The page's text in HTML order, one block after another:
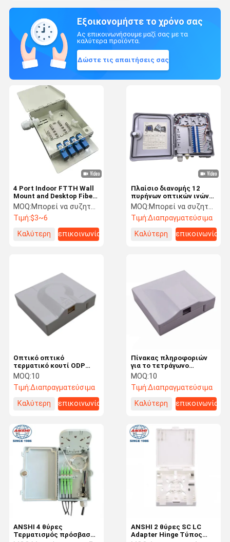
Προϊόντα
Εργοστάσιο
Εξοικονομήστε το χρόνο σας
Ας επικοινωνήσουμε μαζί σας με τα
καλύτερα προϊόντα.
Δώστε τις απαιτήσεις σας
Πλαίσιο διανομής 12
πυρήνων οπτικών ινών
με προσαρμογείς LC
Simplex και προστασία
IP65 για εφαρμογές
MOQ:Μπορεί να συζητήσει
Τιμή:Διαπραγματεύσιμα
Καλύτερη
επικοινωνία
4 Port Indoor FTTH Wall
Mount and Desktop Fiber
Optic Distribution Box με
προσαρμογέα SC/UPC
MOQ:Μπορεί να συζητήσει
Τιμή:$3~6
Καλύτερη
επικοινωνία
Πίνακας πληροφοριών
για το τετράγωνο
επιφάνειας εργασίας
MOQ:10
Τιμή:Διαπραγματεύσιμα
Καλύτερη
επικοινωνία
Οπτικό οπτικό
τερματικό κουτί ODP
FTTR Box για αόρατο
καλώδιο 15/40m 0,9mm
MOQ:10
Τιμή:Διαπραγματεύσιμα
Καλύτερη
επικοινωνία
ANSHI 2 θύρες SC LC
Adapter Hinge Τύπος
ANSHI 4 θύρες
Τερματισμός πρόσβασης